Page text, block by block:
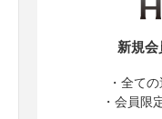
新規
・全て
・会員限